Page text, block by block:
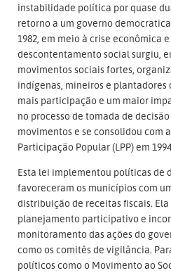
instabilidade política por quase
retorno a um governo
1982, em meio à crise econômica
descontentamento social surgiu,
movimentos sociais fortes,
indígenas, mineiros e plantadores
mais participação e um maior
no processo de tomada de
movimentos e se consolidou com
Participação Popular (LPP) em
Esta lei implementou políticas de
favoreceram os municípios com
distribuição de receitas fiscais.
planejamento participativo e
monitoramento das ações do
como os comitês de vigilância.
políticos como o Movimento ao